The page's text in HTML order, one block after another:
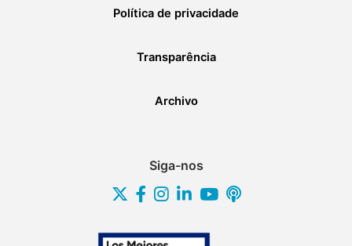
Política de privacidade
Transparência
Archivo
Siga-nos